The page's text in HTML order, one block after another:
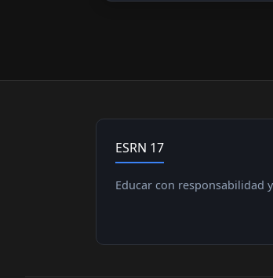
ESRN 17
Educar con responsabilidad